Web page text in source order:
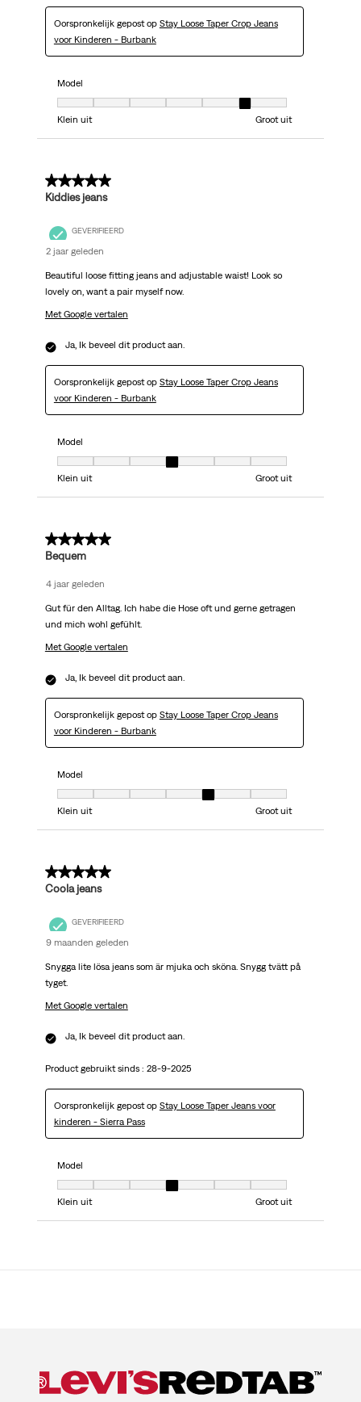
Oorspronkelijk gepost op Stay Loose Taper Crop Jeans
voor Kinderen - Burbank
Model
Model, 6 van 7, waarbij 1 gelijk is aan Klein uit en 7 gelijk is aan Groot uit
Klein uit
Groot uit
5 van 5 sterren.
Kiddies jeans
GEVERIFIEERD
2 jaar geleden
Beautiful loose fitting jeans and adjustable waist! Look so
lovely on, want a pair myself now.
Met Google vertalen
Ja, Ik beveel dit product aan.
Oorspronkelijk gepost op Stay Loose Taper Crop Jeans
voor Kinderen - Burbank
Model
Model, 4 van 7, waarbij 1 gelijk is aan Klein uit en 7 gelijk is aan Groot uit
Klein uit
Groot uit
5 van 5 sterren.
Bequem
4 jaar geleden
Gut für den Alltag. Ich habe die Hose oft und gerne getragen
und mich wohl gefühlt.
Met Google vertalen
Ja, Ik beveel dit product aan.
Oorspronkelijk gepost op Stay Loose Taper Crop Jeans
voor Kinderen - Burbank
Model
Model, 5 van 7, waarbij 1 gelijk is aan Klein uit en 7 gelijk is aan Groot uit
Klein uit
Groot uit
4 van 5 sterren.
Coola jeans
GEVERIFIEERD
9 maanden geleden
Snygga lite lösa jeans som är mjuka och sköna. Snygg tvätt på
tyget.
Met Google vertalen
Ja, Ik beveel dit product aan.
Product gebruikt sinds : 28-9-2025
Oorspronkelijk gepost op Stay Loose Taper Jeans voor
kinderen - Sierra Pass
Model
Model, 4 van 7, waarbij 1 gelijk is aan Klein uit en 7 gelijk is aan Groot uit
Klein uit
Groot uit